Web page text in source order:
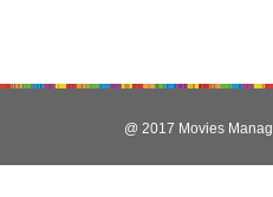
@ 2017 Movies